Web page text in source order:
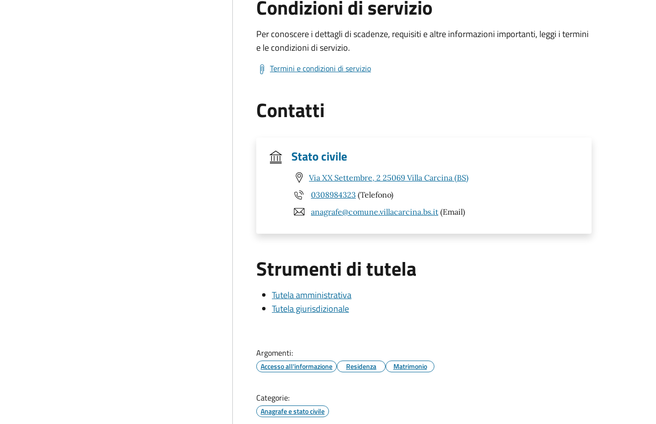
Condizioni di servizio
Per conoscere i dettagli di scadenze, requisiti e altre informazioni importanti, leggi i termini
e le condizioni di servizio.
Termini e condizioni di servizio
Contatti
Stato civile
Via XX Settembre, 2 25069 Villa Carcina (BS)
0308984323 (Telefono)
anagrafe@comune.villacarcina.bs.it (Email)
Strumenti di tutela
Tutela amministrativa
Tutela giurisdizionale
Argomenti:
Accesso all'informazione Residenza Matrimonio
Categorie:
Anagrafe e stato civile